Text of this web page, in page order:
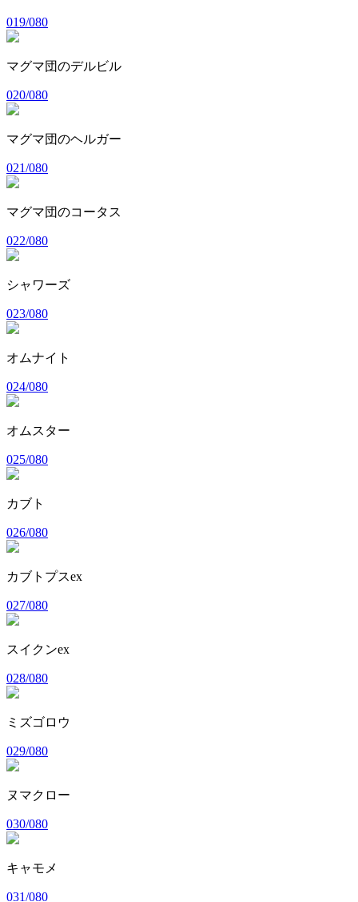
019/080
マグマ団のデルビル
020/080
マグマ団のヘルガー
021/080
マグマ団のコータス
022/080
シャワーズ
023/080
オムナイト
024/080
オムスター
025/080
カブト
026/080
カブトプスex
027/080
スイクンex
028/080
ミズゴロウ
029/080
ヌマクロー
030/080
キャモメ
031/080